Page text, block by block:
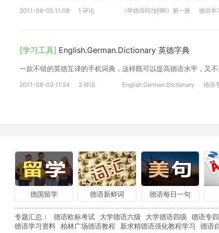
2011-08-05 11:08 1 评论 《学德语吗?好啊!》第一册 德语学
[学习工具] English.German.Dictionary 英德字典
一款不错的英德互译的手机词典，这样既可以提高德语水平，又
2011-08-03 11:24 2 评论 English.German.Dictionary 德语
德国留学 德语新鲜词 德语每日一句
专题汇总： 德语欧标考试 大学德语六级 大学德语四级
德语专
德语学习资料 柏林广场德语教程 新求精德语强化教程学习 德语